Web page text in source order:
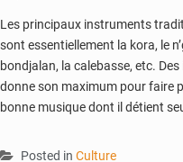
Les principaux instruments
sont essentiellement la kora, le
bondjalan, la calebasse, etc.
donne son maximum pour faire
bonne musique dont il détient
Posted in Culture